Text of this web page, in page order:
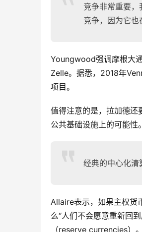
竞争非常重要
竞争，因为它也
Youngwood强调摩根大
Zelle。据悉，2018年
项目。
值得注意的是，拉加德还
公共基础设施上的可能性
经典的中心化清
Allaire表示，如果主权货
么“人们不会愿意重新回
（reserve currencies）